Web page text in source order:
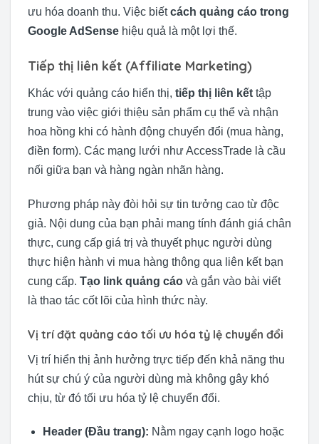
ưu hóa doanh thu. Việc biếtcách quảng cáo trong
Google AdSense hiệu quả là một lợi thế.
Tiếp thị liên kết (Affiliate Marketing)
Khác với quảng cáo hiển thị, tiếp thị liên kết tập
trung vào việc giới thiệu sản phẩm cụ thể và nhận
hoa hồng khi có hành động chuyển đổi (mua hàng,
điền form). Các mạng lưới như AccessTrade là cầu
nối giữa bạn và hàng ngàn nhãn hàng.
Phương pháp này đòi hỏi sự tin tưởng cao từ độc
giả. Nội dung của bạn phải mang tính đánh giá chân
thực, cung cấp giá trị và thuyết phục người dùng
thực hiện hành vi mua hàng thông qua liên kết bạn
cung cấp. Tạo link quảng cáo và gắn vào bài viết
là thao tác cốt lõi của hình thức này.
Vị trí đặt quảng cáo tối ưu hóa tỷ lệ chuyển đổi
Vị trí hiển thị ảnh hưởng trực tiếp đến khả năng thu
hút sự chú ý của người dùng mà không gây khó
chịu, từ đó tối ưu hóa tỷ lệ chuyển đổi.
Header (Đầu trang): Nằm ngay cạnh logo hoặc